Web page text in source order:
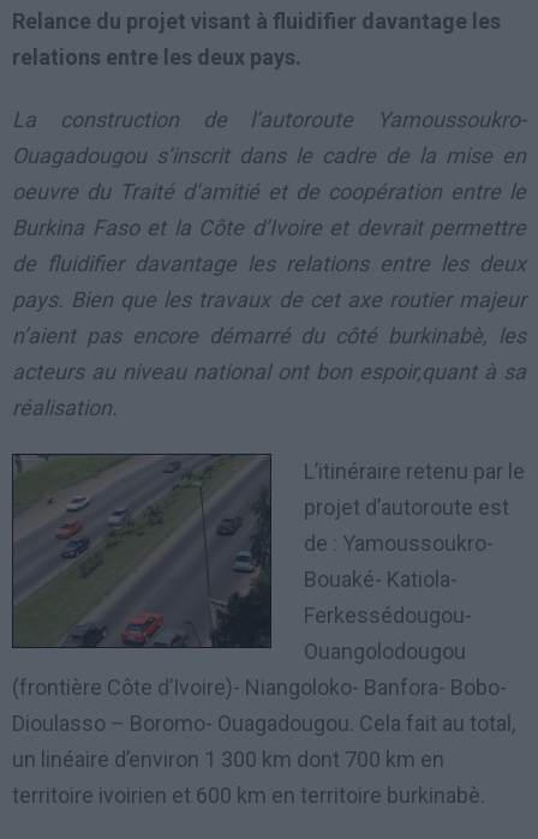
Relance du projet visant à fluidifier davantage les
relations entre les deux pays.
La construction de l’autoroute Yamoussoukro-
Ouagadougou s’inscrit dans le cadre de la mise en
oeuvre du Traité d’amitié et de coopération entre le
Burkina Faso et la Côte d’Ivoire et devrait permettre
de fluidifier davantage les relations entre les deux
pays. Bien que les travaux de cet axe routier majeur
n’aient pas encore démarré du côté burkinabè, les
acteurs au niveau national ont bon espoir,quant à sa
réalisation.
L’itinéraire retenu par le
projet d’autoroute est
de : Yamoussoukro-
Bouaké- Katiola-
Ferkessédougou-
Ouangolodougou
(frontière Côte d’Ivoire)- Niangoloko- Banfora- Bobo-
Dioulasso – Boromo- Ouagadougou. Cela fait au total,
un linéaire d’environ 1 300 km dont 700 km en
territoire ivoirien et 600 km en territoire burkinabè.